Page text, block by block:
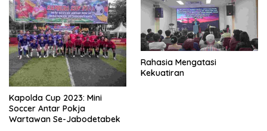
Kapolda Cup 2023: Mini
Soccer Antar Pokja
Wartawan Se-Jabodetabek
Rahasia Mengatasi
Kekuatiran